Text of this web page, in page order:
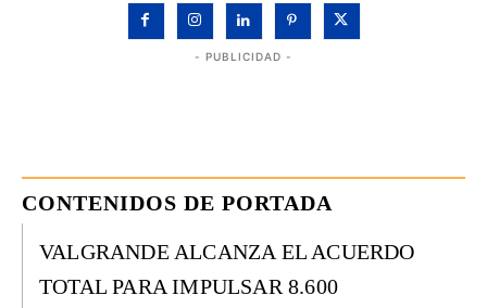
- PUBLICIDAD -
CONTENIDOS DE PORTADA
VALGRANDE ALCANZA EL ACUERDO
TOTAL PARA IMPULSAR 8.600